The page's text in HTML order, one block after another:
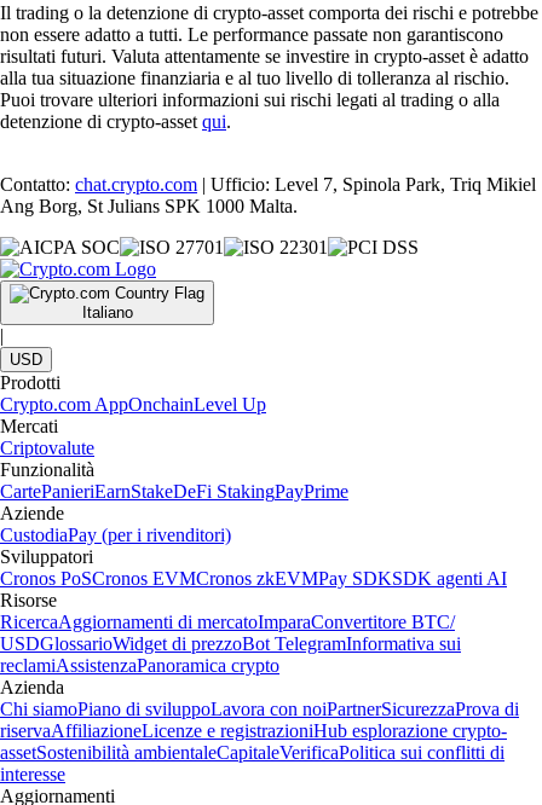
Il trading o la detenzione di crypto-asset comporta dei rischi e potrebbe
non essere adatto a tutti. Le performance passate non garantiscono
risultati futuri. Valuta attentamente se investire in crypto-asset è adatto
alla tua situazione finanziaria e al tuo livello di tolleranza al rischio.
Puoi trovare ulteriori informazioni sui rischi legati al trading o alla
detenzione di crypto-asset qui.
Contatto: chat.crypto.com | Ufficio: Level 7, Spinola Park, Triq Mikiel
Ang Borg, St Julians SPK 1000 Malta.
Italiano
|
USD
Prodotti
Crypto.com AppOnchainLevel Up
Mercati
Criptovalute
Funzionalità
CartePanieriEarnStakeDeFi StakingPayPrime
Aziende
CustodiaPay (per i rivenditori)
Sviluppatori
Cronos PoSCronos EVMCronos zkEVMPay SDKSDK agenti AI
Risorse
RicercaAggiornamenti di mercatoImparaConvertitore BTC/
USDGlossarioWidget di prezzoBot TelegramInformativa sui
reclamiAssistenzaPanoramica crypto
Azienda
Chi siamoPiano di sviluppoLavora con noiPartnerSicurezzaProva di
riservaAffiliazioneLicenze e registrazioniHub esplorazione crypto-
assetSostenibilità ambientaleCapitaleVerificaPolitica sui conflitti di
interesse
Aggiornamenti